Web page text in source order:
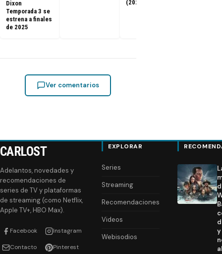
Dixon
Temporada 3 se
estrena a finales
de 2025
(2025)
Ver comentarios
CARLOST
Adelantos, novedades y
recomendaciones de
series de TV y plataformas
de streaming (como Netflix,
Apple TV+, HBO Max).
Facebook Instagram
Contacto Pinterest
EXPLORAR
Series
Streaming
Recomendaciones
Videos
Webisodios
y